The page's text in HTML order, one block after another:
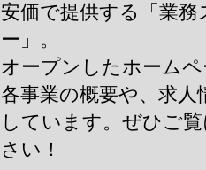
安価で提供する「業務
ー」。
オープンしたホーム
各事業の概要や、求人
しています。ぜひご
さい！